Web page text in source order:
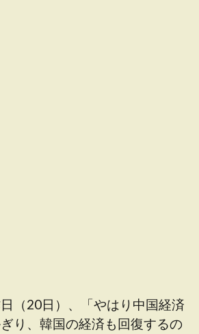
（20日）、「やはり中国経済
り、韓国の経済も回復するの